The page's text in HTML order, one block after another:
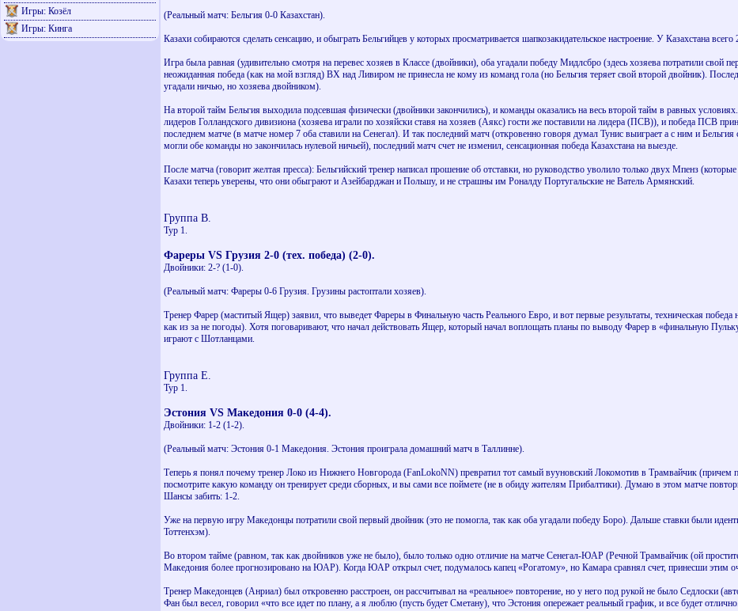
Игры: Козёл
Игры: Кинга
(Реальный матч: Бельгия 0-0 Казахстан).
Казахи собираются сделать сенсацию, и обыграть Бельгийцев у которых просматривается шапкозакидательское настроение. У Казахстана
Игра была равная (удивительно смотря на перевес хозяев в Классе (двойники), оба угадали победу Мидлсбро (здесь хозяева потратили свой
неожиданная победа (как на мой взгляд) ВХ над Ливиром не принесла не кому из команд гола (но Бельгия теряет свой второй двойник).
угадали ничью, но хозяева двойником).
На второй тайм Бельгия выходила подсевшая физически (двойники закончились), и команды оказались на весь второй тайм в равных
лидеров Голландского дивизиона (хозяева играли по хозяйски ставя на хозяев (Аякс) гости же поставили на лидера (ПСВ)), и победа ПСВ
последнем матче (в матче номер 7 оба ставили на Сенегал). И так последний матч (откровенно говоря думал Тунис выиграет а с ним и Бельгия
могли обе команды но закончилась нулевой ничьей), последний матч счет не изменил, сенсационная победа Казахстана на выезде.
После матча (говорит желтая пресса): Бельгийский тренер написал прошение об отставки, но руководство уволило только двух Мпенз (которые
Казахи теперь уверены, что они обыграют и Азейбарджан и Польшу, и не страшны им Роналду Португальские не Ватель Армянский.
Группа В.
Тур 1.
Фареры VS Грузия 2-0 (тех. победа) (2-0).
Двойники: 2-? (1-0).
(Реальный матч: Фареры 0-6 Грузия. Грузины растоптали хозяев).
Тренер Фарер (маститый Ящер) заявил, что выведет Фареры в Финальную часть Реального Евро, и вот первые результаты, техническая
как из за не погоды). Хотя поговаривают, что начал действовать Ящер, который начал воплощать планы по выводу Фарер в «финальную
играют с Шотланцами.
Группа Е.
Тур 1.
Эстония VS Македония 0-0 (4-4).
Двойники: 1-2 (1-2).
(Реальный матч: Эстония 0-1 Македония. Эстония проиграла домашний матч в Таллинне).
Теперь я понял почему тренер Локо из Нижнего Новгорода (FanLokoNN) превратил тот самый вууновский Локомотив в Трамвайчик (причем
посмотрите какую команду он тренирует среди сборных, и вы сами все поймете (не в обиду жителям Прибалтики). Думаю в этом матче
Шансы забить: 1-2.
Уже на первую игру Македонцы потратили свой первый двойник (это не помогла, так как оба угадали победу Боро). Дальше ставки были
Тоттенхэм).
Во втором тайме (равном, так как двойников уже не было), было только одно отличие на матче Сенегал-ЮАР (Речной Трамвайчик (ой
Македония более прогнозировано на ЮАР). Когда ЮАР открыл счет, подумалось капец «Рогатому», но Камара сравнял счет, принесши этим
Тренер Македонцев (Анриал) был откровенно расстроен, он рассчитывал на «реальное» повторение, но у него под рукой не было Седлоски
Фан был весел, говорил «что все идет по плану, а я люблю (пусть будет Сметану), что Эстония опережает реальный график, и все будет отлично.